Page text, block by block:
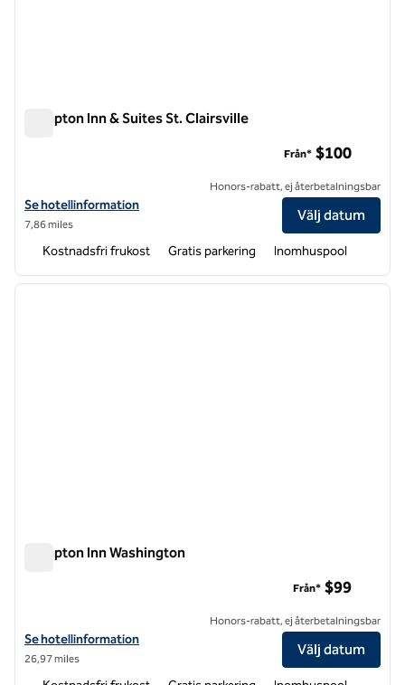
Hampton Inn & Suites St. Clairsville
Visa hotelldetaljer för Hampton Inn & Suites St. Clairsville
Se hotellinformation
7,86 miles
Från* $100
Honors-rabatt, ej återbetalningsbar
Välj datum
Kostnadsfri frukost Gratis parkering Inomhuspool
1 av 12
nästa
Hampton Inn Washington
Visa hotelluppgifter för Hampton Inn Washington
Se hotellinformation
26,97 miles
Från* $99
Honors-rabatt, ej återbetalningsbar
Välj datum